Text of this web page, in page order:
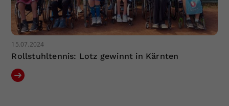
15.07.2024
Rollstuhltennis: Lotz gewinnt in Kärnten